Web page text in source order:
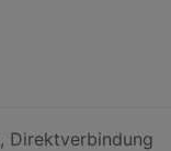
, Direktverbindung